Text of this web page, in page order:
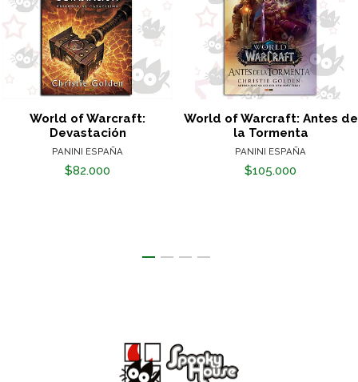
World of Warcraft:
Devastación
PANINI ESPAÑA
$82.000
World of Warcraft: Antes de
la Tormenta
PANINI ESPAÑA
$105.000